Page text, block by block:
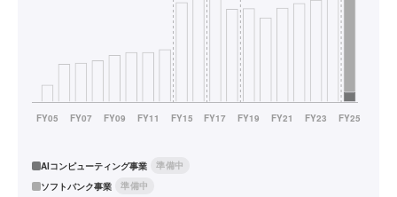
AIコンピューティング事業
準備中
ソフトバンク事業
準備中